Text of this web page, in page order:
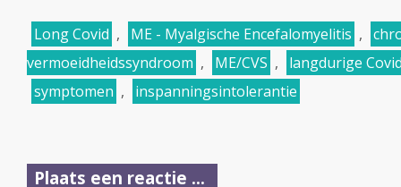
Long Covid , ME - Myalgische Encefalomyelitis ,
vermoeidheidssyndroom , ME/CVS ,
langdurige
symptomen , inspanningsintolerantie
Plaats een reactie ...